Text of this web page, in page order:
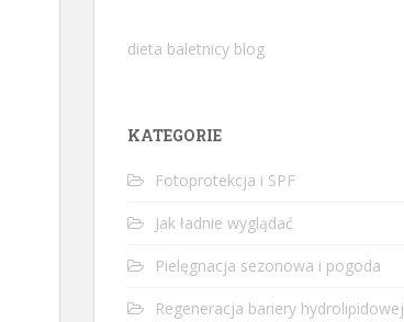
dieta baletnicy blog
KATEGORIE
Fotoprotekcja i SPF
Jak ładnie wyglądać
Pielęgnacja sezonowa i pogoda
Regeneracja bariery hydrolipidowej